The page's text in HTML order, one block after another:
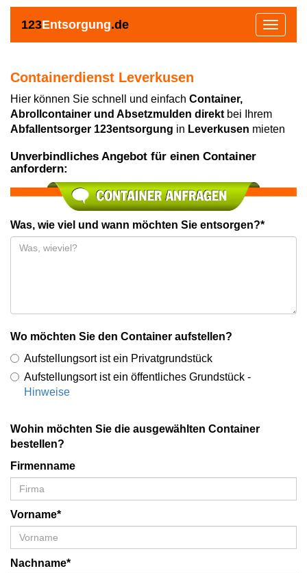
123Entsorgung.de
Toggle
Containerdienst Leverkusen
Hier können Sie schnell und einfach Container,
Abrollcontainer und Absetzmulden direkt bei Ihrem
Abfallentsorger 123entsorgung in Leverkusen mieten
Unverbindliches Angebot für einen Container
anfordern:
Was, wie viel und wann möchten Sie entsorgen?*
Wo möchten Sie den Container aufstellen?
Aufstellungsort ist ein Privatgrundstück
Aufstellungsort ist ein öffentliches Grundstück -
Hinweise
Wohin möchten Sie die ausgewählten Container
bestellen?
Firmenname
Vorname*
Nachname*